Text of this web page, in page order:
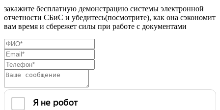
закажите бесплатную демонстрацию системы электронной
отчетности СБиС и убедитесь(посмотрите), как она сэкономит
вам время и сбережет силы при работе с документами